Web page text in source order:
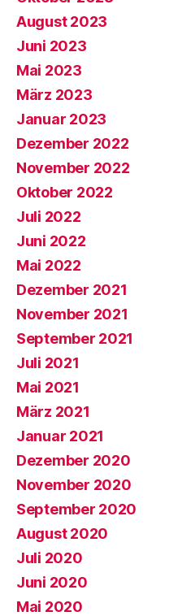
August 2023
Juni 2023
Mai 2023
März 2023
Januar 2023
Dezember 2022
November 2022
Oktober 2022
Juli 2022
Juni 2022
Mai 2022
Dezember 2021
November 2021
September 2021
Juli 2021
Mai 2021
März 2021
Januar 2021
Dezember 2020
November 2020
September 2020
August 2020
Juli 2020
Juni 2020
Mai 2020